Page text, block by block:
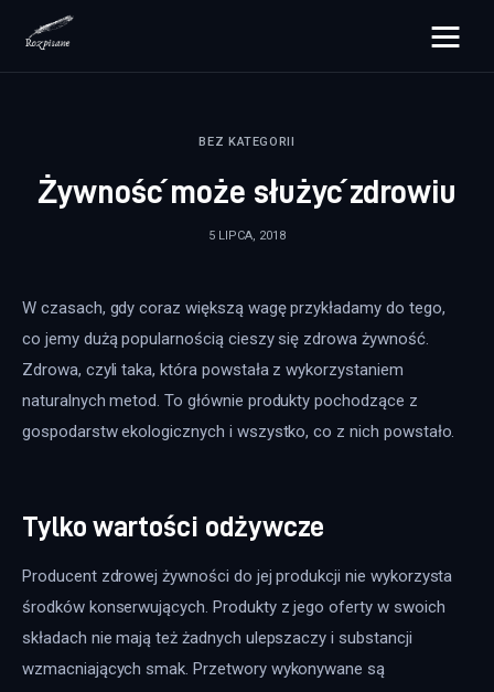
rozpisane.pl
Zdrowie
Dom i ogród
Więcej
BEZ KATEGORII
Żywność może służyć zdrowiu
5 LIPCA, 2018
W czasach, gdy coraz większą wagę przykładamy do tego,
co jemy dużą popularnością cieszy się zdrowa żywność.
Zdrowa, czyli taka, która powstała z wykorzystaniem
naturalnych metod. To głównie produkty pochodzące z
gospodarstw ekologicznych i wszystko, co z nich powstało.
Tylko wartości odżywcze
Producent zdrowej żywności do jej produkcji nie wykorzysta
środków konserwujących. Produkty z jego oferty w swoich
składach nie mają też żadnych ulepszaczy i substancji
wzmacniających smak. Przetwory wykonywane są